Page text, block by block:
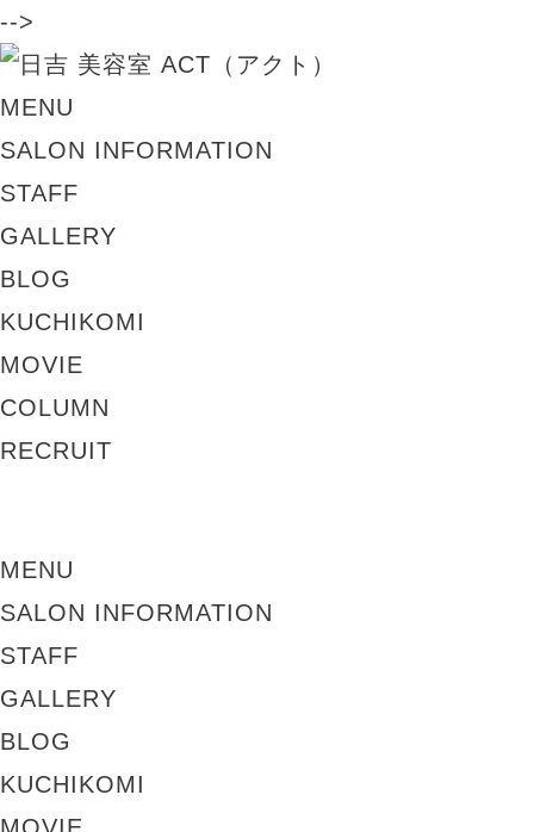
-->
MENU
SALON INFORMATION
STAFF
GALLERY
BLOG
KUCHIKOMI
MOVIE
COLUMN
RECRUIT
MENU
SALON INFORMATION
STAFF
GALLERY
BLOG
KUCHIKOMI